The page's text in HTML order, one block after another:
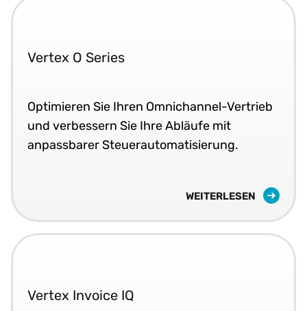
Vertex O Series
Optimieren Sie Ihren Omnichannel-Vertrieb
und verbessern Sie Ihre Abläufe mit
anpassbarer Steuerautomatisierung.
WEITERLESEN
Vertex Invoice IQ